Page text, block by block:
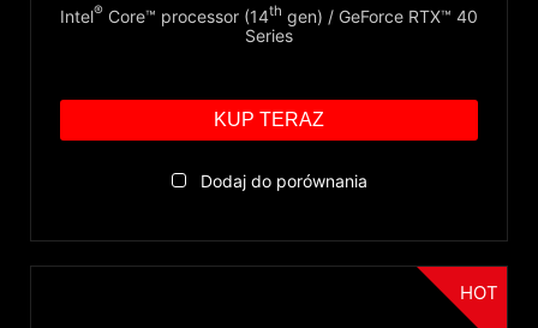
Intel® Core™ processor (14th gen) / GeForce RTX™ 40
Series
KUP TERAZ
Dodaj do porównania
HOT